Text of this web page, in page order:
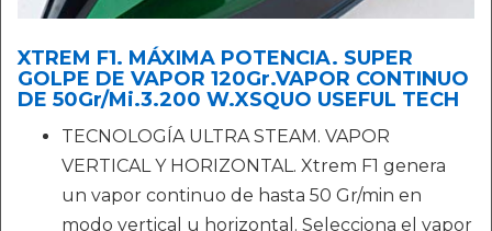
XTREM F1. MÁXIMA POTENCIA. SUPER
GOLPE DE VAPOR 120Gr.VAPOR CONTINUO
DE 50Gr/Mi.3.200 W.XSQUO USEFUL TECH
TECNOLOGÍA ULTRA STEAM. VAPOR
VERTICAL Y HORIZONTAL. Xtrem F1 genera
un vapor continuo de hasta 50 Gr/min en
modo vertical u horizontal. Selecciona el vapor